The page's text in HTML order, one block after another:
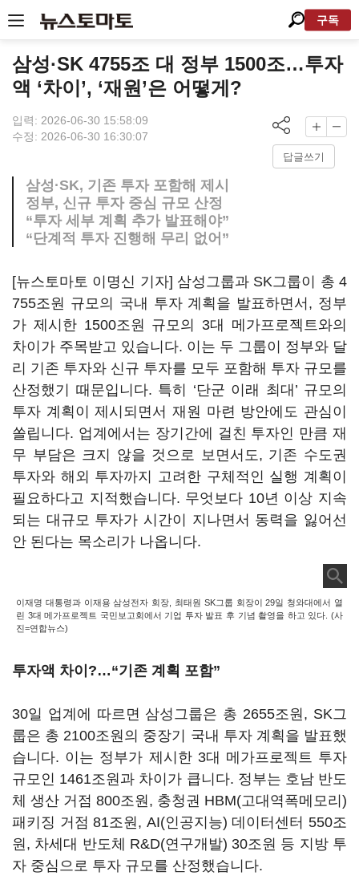
구독
삼성·SK 4755조 대 정부 1500조…투자
액 ‘차이’, ‘재원’은 어떻게?
입력: 2026-06-30 15:58:09
수정: 2026-06-30 16:30:07
답글쓰기
삼성·SK, 기존 투자 포함해 제시
정부, 신규 투자 중심 규모 산정
“투자 세부 계획 추가 발표해야”
“단계적 투자 진행해 무리 없어”
[뉴스토마토 이명신 기자] 삼성그룹과 SK그룹이 총 4
755조원 규모의 국내 투자 계획을 발표하면서, 정부
가 제시한 1500조원 규모의 3대 메가프로젝트와의
차이가 주목받고 있습니다. 이는 두 그룹이 정부와 달
리 기존 투자와 신규 투자를 모두 포함해 투자 규모를
산정했기 때문입니다. 특히 ‘단군 이래 최대’ 규모의
투자 계획이 제시되면서 재원 마련 방안에도 관심이
쏠립니다. 업계에서는 장기간에 걸친 투자인 만큼 재
무 부담은 크지 않을 것으로 보면서도, 기존 수도권
투자와 해외 투자까지 고려한 구체적인 실행 계획이
필요하다고 지적했습니다. 무엇보다 10년 이상 지속
되는 대규모 투자가 시간이 지나면서 동력을 잃어선
안 된다는 목소리가 나옵니다.
이재명 대통령과 이재용 삼성전자 회장, 최태원 SK그룹 회장이 29일 청와대에서 열
린 3대 메가프로젝트 국민보고회에서 기업 투자 발표 후 기념 촬영을 하고 있다. (사
진=연합뉴스)
투자액 차이?…“기존 계획 포함”
30일 업계에 따르면 삼성그룹은 총 2655조원, SK그
룹은 총 2100조원의 중장기 국내 투자 계획을 발표했
습니다. 이는 정부가 제시한 3대 메가프로젝트 투자
규모인 1461조원과 차이가 큽니다. 정부는 호남 반도
체 생산 거점 800조원, 충청권 HBM(고대역폭메모리)
패키징 거점 81조원, AI(인공지능) 데이터센터 550조
원, 차세대 반도체 R&D(연구개발) 30조원 등 지방 투
자 중심으로 투자 규모를 산정했습니다.